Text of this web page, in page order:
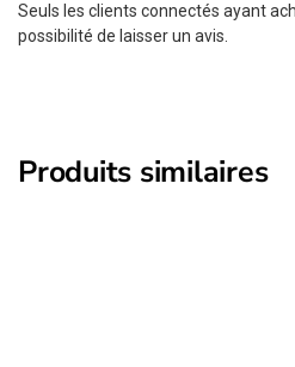
Seuls les clients connectés ayant
possibilité de laisser un avis.
Produits similaires